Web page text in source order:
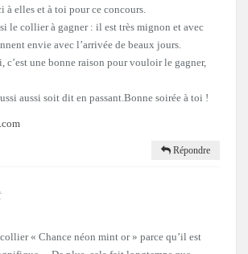
à elles et à toi pour ce concours.
le collier à gagner : il est très mignon et avec
envie avec l’arrivée de beaux jours.
c’est une bonne raison pour vouloir le gagner,
aussi soit dit en passant.Bonne soirée à toi !
Répondre
« Chance néon mint or » parce qu’il est